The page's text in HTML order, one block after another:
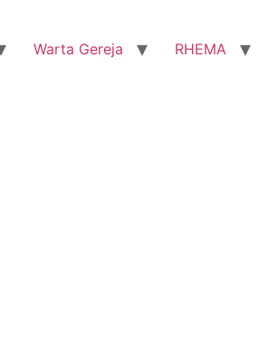
Warta Gereja RHEMA